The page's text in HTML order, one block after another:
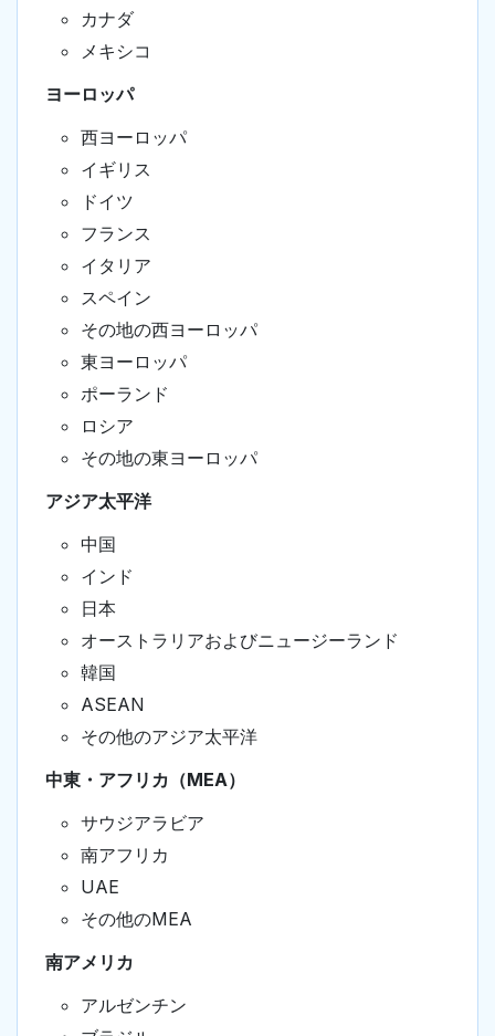
カナダ
メキシコ
ヨーロッパ
西ヨーロッパ
イギリス
ドイツ
フランス
イタリア
スペイン
その地の西ヨーロッパ
東ヨーロッパ
ポーランド
ロシア
その地の東ヨーロッパ
アジア太平洋
中国
インド
日本
オーストラリアおよびニュージーランド
韓国
ASEAN
その他のアジア太平洋
中東・アフリカ（MEA）
サウジアラビア
南アフリカ
UAE
その他のMEA
南アメリカ
アルゼンチン